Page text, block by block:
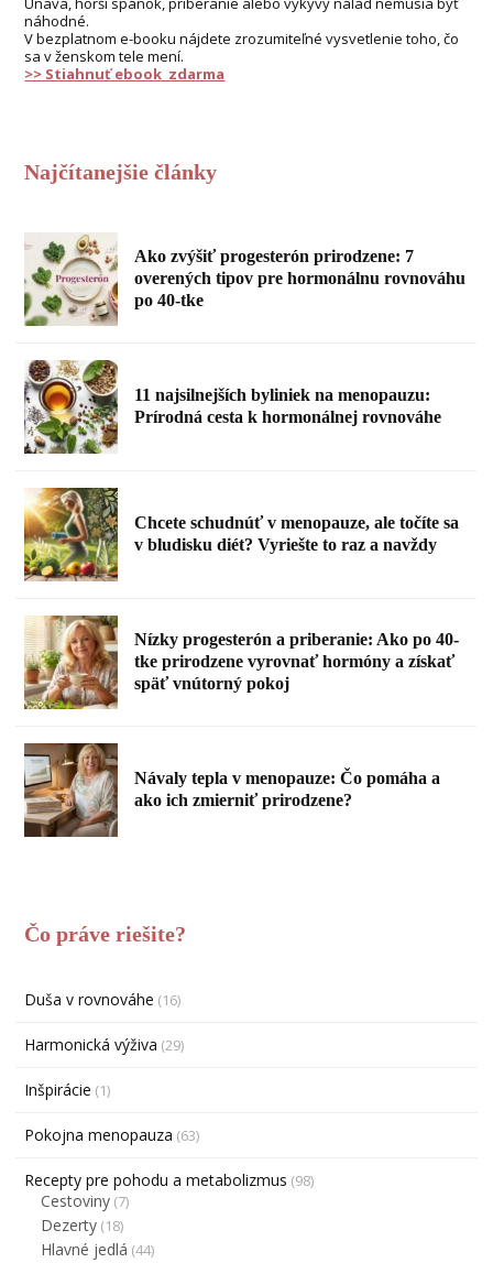
náhodné.
V bezplatnom e-booku nájdete zrozumiteľné vysvetlenie toho, čo
sa v ženskom tele mení.
>> Stiahnuť ebook zdarma
Najčítanejšie články
Ako zvýšiť progesterón prirodzene: 7
overených tipov pre hormonálnu rovnováhu
po 40-tke
11 najsilnejších byliniek na menopauzu:
Prírodná cesta k hormonálnej rovnováhe
Chcete schudnúť v menopauze, ale točíte sa
v bludisku diét? Vyriešte to raz a navždy
Nízky progesterón a priberanie: Ako po 40-
tke prirodzene vyrovnať hormóny a získať
späť vnútorný pokoj
Návaly tepla v menopauze: Čo pomáha a
ako ich zmierniť prirodzene?
Čo práve riešite?
Duša v rovnováhe (16)
Harmonická výživa (29)
Inšpirácie (1)
Pokojna menopauza (63)
Recepty pre pohodu a metabolizmus (98)
Cestoviny (7)
Dezerty (18)
Hlavné jedlá (44)